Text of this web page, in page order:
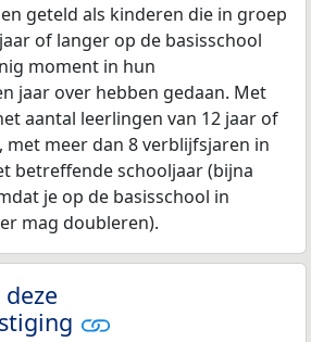
geteld als kinderen die in groep
of langer op de basisschool
moment in hun
jaar over hebben gedaan. Met
aantal leerlingen van 12 jaar of
met meer dan 8 verblijfsjaren in
betreffende schooljaar (bijna
je op de basisschool in
mag doubleren).